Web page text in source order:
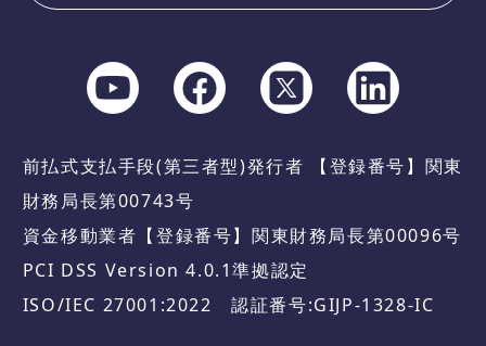
前払式支払手段(第三者型)発行者 【登録番号】関東
財務局長第00743号
資金移動業者【登録番号】関東財務局長第00096号
PCI DSS Version 4.0.1準拠認定
ISO/IEC 27001:2022 認証番号:GIJP-1328-IC